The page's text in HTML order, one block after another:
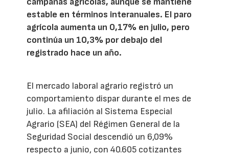
estable en términos interanuales. El paro
agrícola aumenta un 0,17% en julio, pero
continúa un 10,3% por debajo del
registrado hace un año.
El mercado laboral agrario registró un
comportamiento dispar durante el mes de
julio. La afiliación al Sistema Especial
Agrario (SEA) del Régimen General de la
Seguridad Social descendió un 6,09%
respecto a junio, con 40.605 cotizantes